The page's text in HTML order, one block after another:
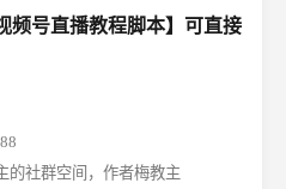
频号直播教程脚本】可直接
的社群空间，作者梅教主